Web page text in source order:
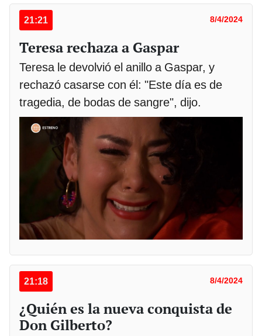
21:21 8/4/2024
Teresa rechaza a Gaspar
Teresa le devolvió el anillo a Gaspar, y
rechazó casarse con él: "Este día es de
tragedia, de bodas de sangre", dijo.
21:18 8/4/2024
¿Quién es la nueva conquista de
Don Gilberto?